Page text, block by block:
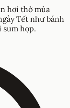
vị truyền